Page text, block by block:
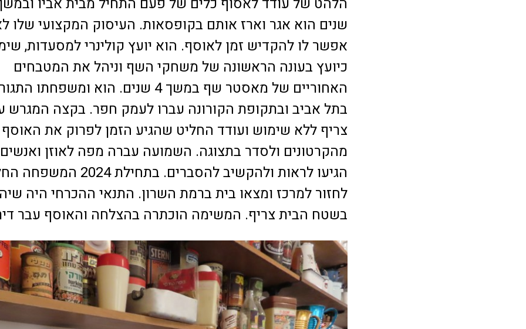
שנים הוא אגר וארז אותם בקופסאות. העיסוק המקצועי שלו
אפשר לו להקדיש זמן לאוסף. הוא יועץ קולינרי למסעדות,
כיועץ בעונה הראשונה של משחקי השף וניהל את המטבחים
האחוריים של מאסטר שף במשך 4 שנים. הוא ומשפחתו
בתל אביב ובתקופת הקורונה עברו לעמק חפר. בקצה המגרש
צריף ללא שימוש ועודד החליט שהגיע הזמן לפרוק את האוסף
מהקרטונים ולסדר בתצוגה. השמועה עברה מפה לאוזן ואנשים
הגיעו לראות ולהקשיב להסברים. בתחילת
לחזור למרכז ומצאו בית ברמת השרון. התנאי ההכרחי היה
בשטח הבית צריף. המשימה הוכתרה בהצלחה והאוסף עבר